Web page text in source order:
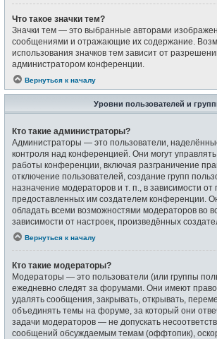
Что такое значки тем?
Значки тем — это выбранные авторами
сообщениями и отражающие их содержание.
использования значков тем зависит от
администратором конференции.
Вернуться к началу
Уровни пользователей и
Кто такие администраторы?
Администраторы — это пользователи,
контроля над конференцией. Они могут
работы конференции, включая разграничение
отключение пользователей, создание групп
назначение модераторов и т. п., в зависимости от
предоставленных им создателем конференции.
обладать всеми возможностями модераторов во
зависимости от настроек, произведённых
Вернуться к началу
Кто такие модераторы?
Модераторы — это пользователи (или группы
ежедневно следят за форумами. Они имеют право
удалять сообщения, закрывать, открывать,
объединять темы на форуме, за который они
задачи модераторов — не допускать
сообщений обсуждаемым темам (оффтопик),